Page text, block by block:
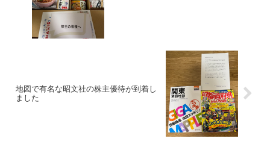
地図で有名な昭文社の株主優待が到着し
ました